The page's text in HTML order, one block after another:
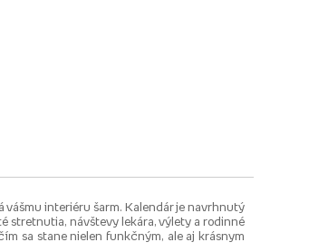
vášmu interiéru šarm. Kalendár je navrhnutý
stretnutia, návštevy lekára, výlety a rodinné
sa stane nielen funkčným, ale aj krásnym